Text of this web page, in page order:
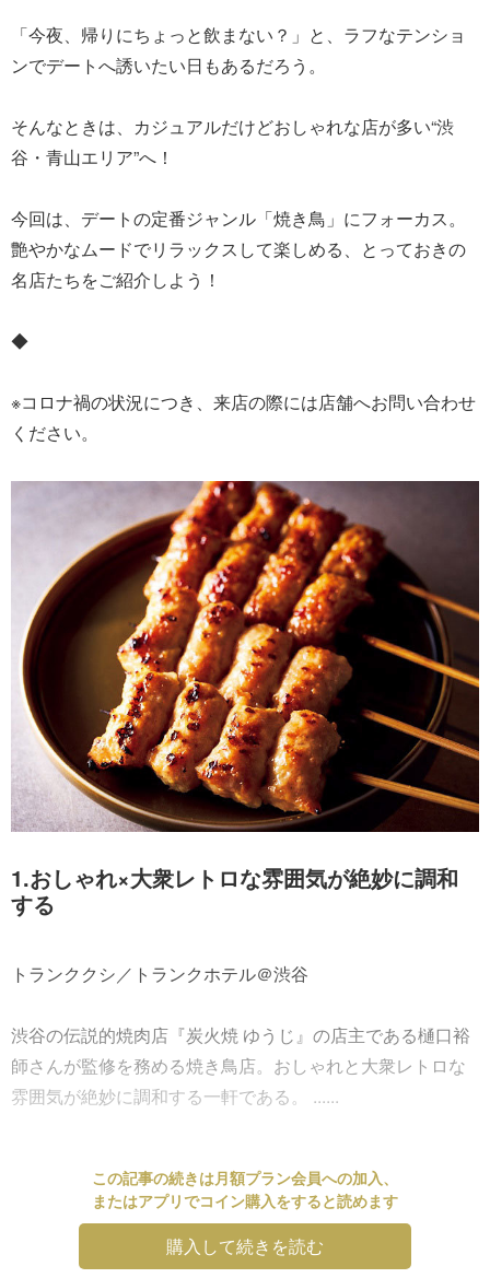
「今夜、帰りにちょっと飲まない？」と、ラフなテンショ
ンでデートへ誘いたい日もあるだろう。
そんなときは、カジュアルだけどおしゃれな店が多い“渋
谷・青山エリア”へ！
今回は、デートの定番ジャンル「焼き鳥」にフォーカス。
艶やかなムードでリラックスして楽しめる、とっておきの
名店たちをご紹介しよう！
◆
※コロナ禍の状況につき、来店の際には店舗へお問い合わせ
ください。
1.おしゃれ×大衆レトロな雰囲気が絶妙に調和
する
トランククシ／トランクホテル＠渋谷
渋谷の伝説的焼肉店『炭火焼 ゆうじ』の店主である樋口裕
師さんが監修を務める焼き鳥店。おしゃれと大衆レトロな
雰囲気が絶妙に調和する一軒である。 ......
この記事の続きは月額プラン会員への加入、
またはアプリでコイン購入をすると読めます
購入して続きを読む